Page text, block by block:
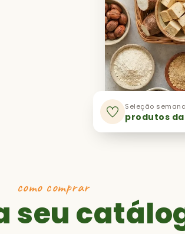
Seleção
produtos
como comprar
seu